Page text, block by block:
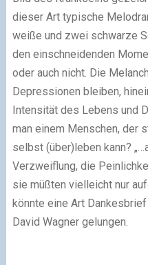
dieser Art typische
weiße und zwei schwarze
den einschneidenden
oder auch nicht. Die
Depressionen bleiben,
Intensität des Lebens und
man einem Menschen, der
selbst (über)leben kann?
Verzweiflung, die
sie müßten vielleicht nur
könnte eine Art
David Wagner gelungen.